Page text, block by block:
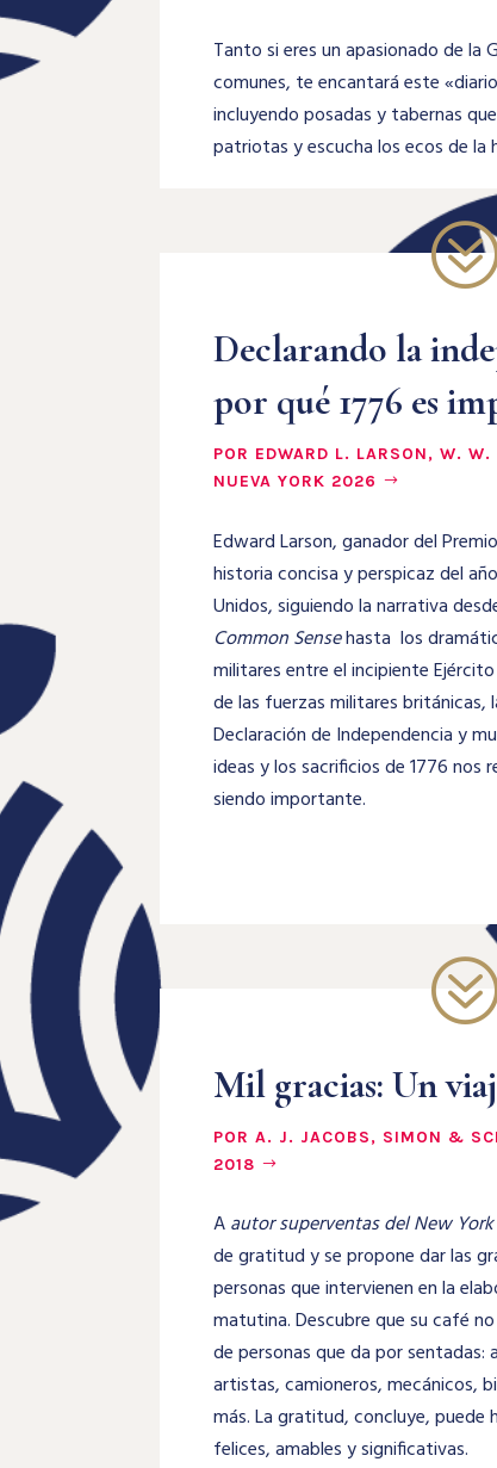
Tanto si eres un apasionado de
comunes, te encantará este
incluyendo posadas y tabernas
patriotas y escucha los ecos de la
Declarando la
por qué 1776 es
POR EDWARD L. LARSON, W.
NUEVA YORK 2026
Edward Larson, ganador del
historia concisa y perspicaz del
Unidos, siguiendo la narrativa
Common Sensehasta los
militares entre el incipiente
de las fuerzas militares británicas,
Declaración de Independencia y
ideas y los sacrificios de 1776 nos
siendo importante.
Mil gracias: Un
POR A. J. JACOBS, SIMON &
2018
Aautor superventas del New
de gratitud y se propone dar las
personas que intervienen en la
matutina. Descubre que su café
de personas que da por sentadas:
artistas, camioneros, mecánicos,
más. La gratitud, concluye, puede
felices, amables y significativas.